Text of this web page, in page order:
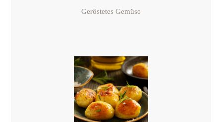
Geröstetes Gemüse